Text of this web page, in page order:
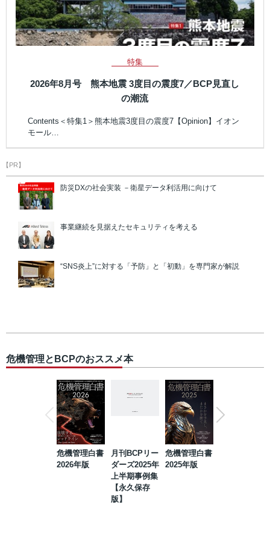
特集
2026年8月号 熊本地震 3度目の震度7／BCP見直し
の潮流
Contents＜特集1＞熊本地震3度目の震度7【Opinion】イオン
モール…
【PR】
防災DXの社会実装 －衛星データ利活用に向けて
事業継続を見据えたセキュリティを考える
“SNS炎上”に対する「予防」と「初動」を専門家が解説
危機管理とBCPのおススメ本
危機管理白書
2026年版
月刊BCPリー
ダーズ2025年
上半期事例集
【永久保存
版】
危機管理白書
2025年版